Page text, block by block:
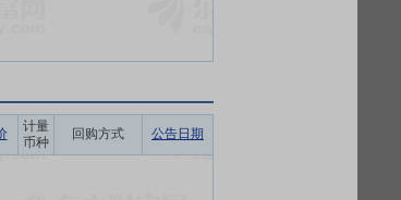
计量
币种
回购方式 公告日期